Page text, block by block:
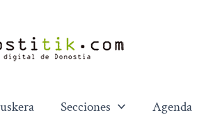
Secciones Agenda